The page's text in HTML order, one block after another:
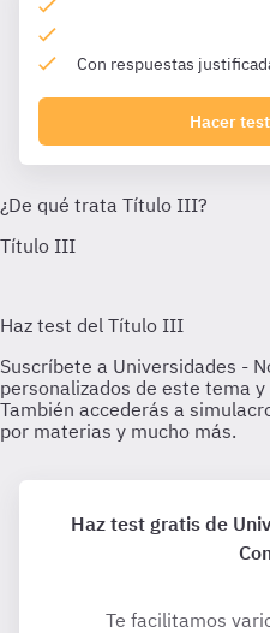
Con respuestas
Hacer test
Haz test gratis de
Te facilitamos